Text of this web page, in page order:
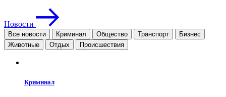
Новости
Все новости Криминал Общество Транспорт
Бизнес
Животные
Отдых Проиcшествия
Криминал